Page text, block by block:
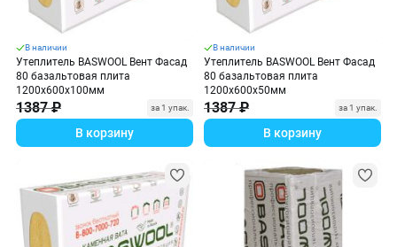
В наличии
Утеплитель BASWOOL Вент Фасад
80 базальтовая плита
1200х600х100мм
1387 ₽ за 1 упак.
В корзину
В наличии
Утеплитель BASWOOL Вент Фасад
80 базальтовая плита
1200х600х50мм
1387 ₽ за 1 упак.
В корзину